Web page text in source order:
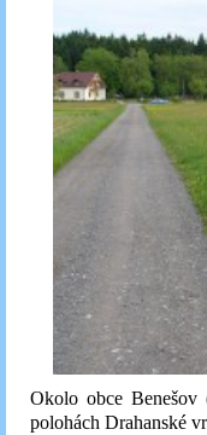
Okolo obce Benešov
polohách Drahanské